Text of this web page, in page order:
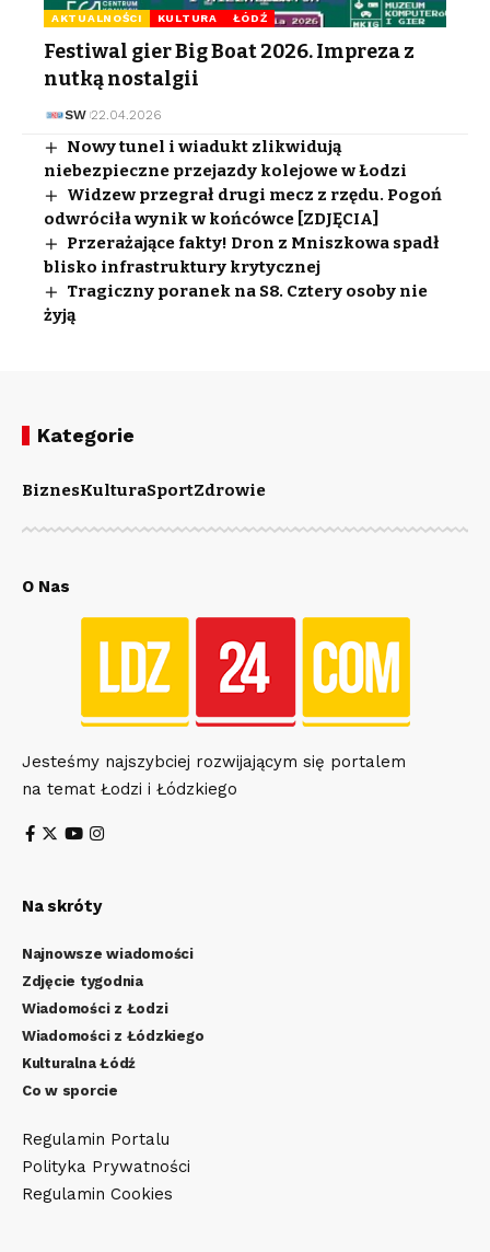
AKTUALNOŚCI KULTURA ŁÓDŹ
Festiwal gier Big Boat 2026. Impreza z
nutką nostalgii
SW 22.04.2026
Nowy tunel i wiadukt zlikwidują
niebezpieczne przejazdy kolejowe w Łodzi
Widzew przegrał drugi mecz z rzędu. Pogoń
odwróciła wynik w końcówce [ZDJĘCIA]
Przerażające fakty! Dron z Mniszkowa spadł
blisko infrastruktury krytycznej
Tragiczny poranek na S8. Cztery osoby nie
żyją
Kategorie
BiznesKulturaSportZdrowie
O Nas
Jesteśmy najszybciej rozwijającym się portalem
na temat Łodzi i Łódzkiego
Na skróty
Najnowsze wiadomości
Zdjęcie tygodnia
Wiadomości z Łodzi
Wiadomości z Łódzkiego
Kulturalna Łódź
Co w sporcie
Regulamin Portalu
Polityka Prywatności
Regulamin Cookies